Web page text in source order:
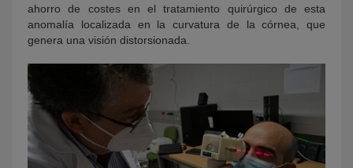
ahorro de costes en el tratamiento quirúrgico de esta
anomalía localizada en la curvatura de la córnea, que
genera una visión distorsionada.